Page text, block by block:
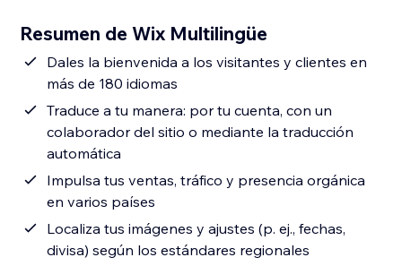
Resumen de Wix Multilingüe
Dales la bienvenida a los visitantes y clientes en
más de 180 idiomas
Traduce a tu manera: por tu cuenta, con un
colaborador del sitio o mediante la traducción
automática
Impulsa tus ventas, tráfico y presencia orgánica
en varios países
Localiza tus imágenes y ajustes (p. ej., fechas,
divisa) según los estándares regionales